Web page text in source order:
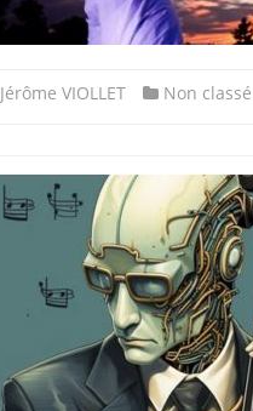
Jérôme VIOLLET Non classé